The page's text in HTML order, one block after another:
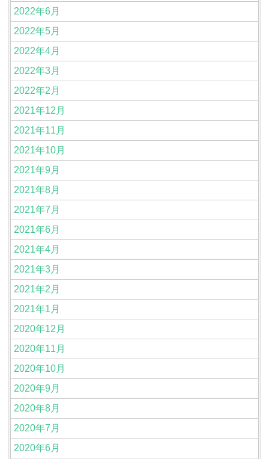
2022年6月
2022年5月
2022年4月
2022年3月
2022年2月
2021年12月
2021年11月
2021年10月
2021年9月
2021年8月
2021年7月
2021年6月
2021年4月
2021年3月
2021年2月
2021年1月
2020年12月
2020年11月
2020年10月
2020年9月
2020年8月
2020年7月
2020年6月